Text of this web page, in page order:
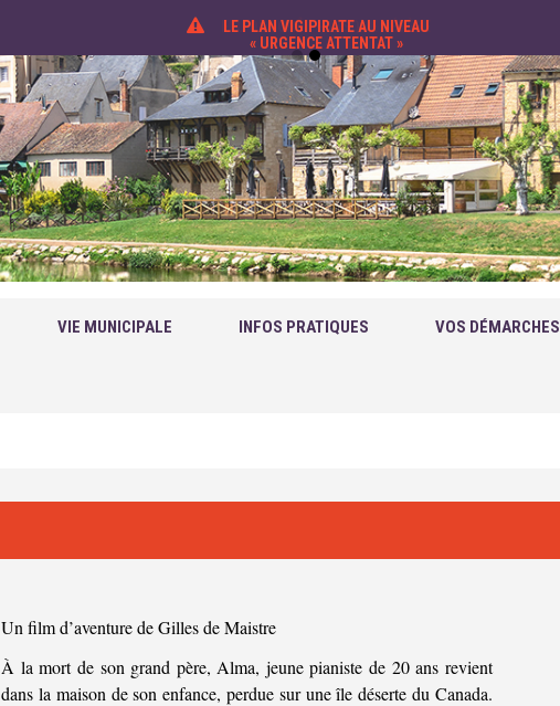
LE PLAN VIGIPIRATE AU NIVEAU
« URGENCE ATTENTAT »
VIE MUNICIPALE INFOS PRATIQUES VOS DÉMARCHES
Un film d’aventure de Gilles de Maistre
À la mort de son grand père, Alma, jeune pianiste de 20 ans revient
dans la maison de son enfance, perdue sur une île déserte du Canada.